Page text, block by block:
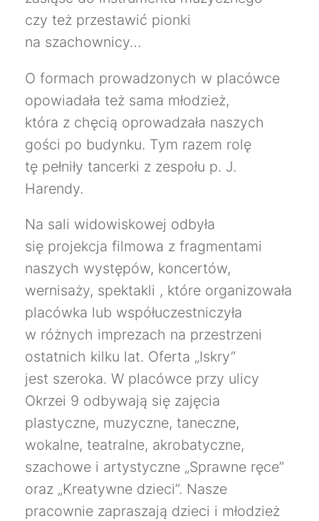
czy też przestawić pionki
na szachownicy…
O formach prowadzonych w placówce
opowiadała też sama młodzież,
która z chęcią oprowadzała naszych
gości po budynku. Tym razem rolę
tę pełniły tancerki z zespołu p. J.
Harendy.
Na sali widowiskowej odbyła
się projekcja filmowa z fragmentami
naszych występów, koncertów,
wernisaży, spektakli , które organizowała
placówka lub współuczestniczyła
w różnych imprezach na przestrzeni
ostatnich kilku lat. Oferta „Iskry”
jest szeroka. W placówce przy ulicy
Okrzei 9 odbywają się zajęcia
plastyczne, muzyczne, taneczne,
wokalne, teatralne, akrobatyczne,
szachowe i artystyczne „Sprawne ręce”
oraz „Kreatywne dzieci”. Nasze
pracownie zapraszają dzieci i młodzież